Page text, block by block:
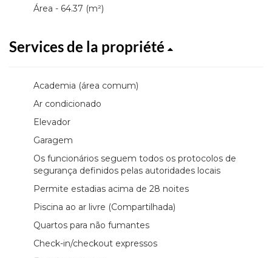
Área - 64.37 (m²)
Services de la propriété
Academia (área comum)
Ar condicionado
Elevador
Garagem
Os funcionários seguem todos os protocolos de
segurança definidos pelas autoridades locais
Permite estadias acima de 28 noites
Piscina ao ar livre (Compartilhada)
Quartos para não fumantes
Check-in/checkout expressos